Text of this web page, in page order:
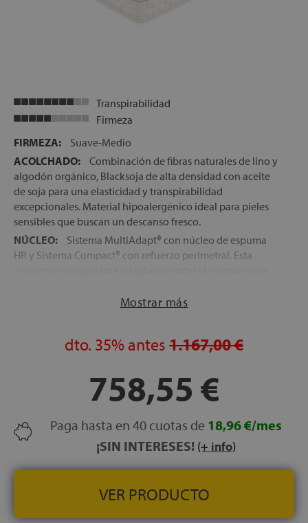
el otro no verá su sueño interrumpido por este motivo y
podrá seguir descansando plácidamente.
Transpirabilidad
Firmeza
FIRMEZA:
Suave-Medio
ACOLCHADO:
Combinación de fibras naturales de lino y
algodón orgánico, Blacksoja de alta densidad con aceite
de soja para una elasticidad y transpirabilidad
excepcionales. Material hipoalergénico ideal para pieles
sensibles que buscan un descanso fresco.
NÚCLEO:
Sistema MultiAdapt® con núcleo de espuma
HR y Sistema Compact® con refuerzo perimetral. Esta
ESPUMA DE ALTA DENSIDAD: Blacksoja 50 kg/m³
una mayor elasticidad y adaptabilidad al contorno del
TRANSPORTE, MONTAJE Y RETIRADA DEL ANTIGUO
COLCHÓN GRATUITOS
ALTURA:
30 cm ± 1 cm
Mostrar más
dto. 35% antes 1.167,00 €
758,55 €
Paga hasta en 40 cuotas de 18,96 €/mes
¡SIN INTERESES! (+ info)
VER PRODUCTO